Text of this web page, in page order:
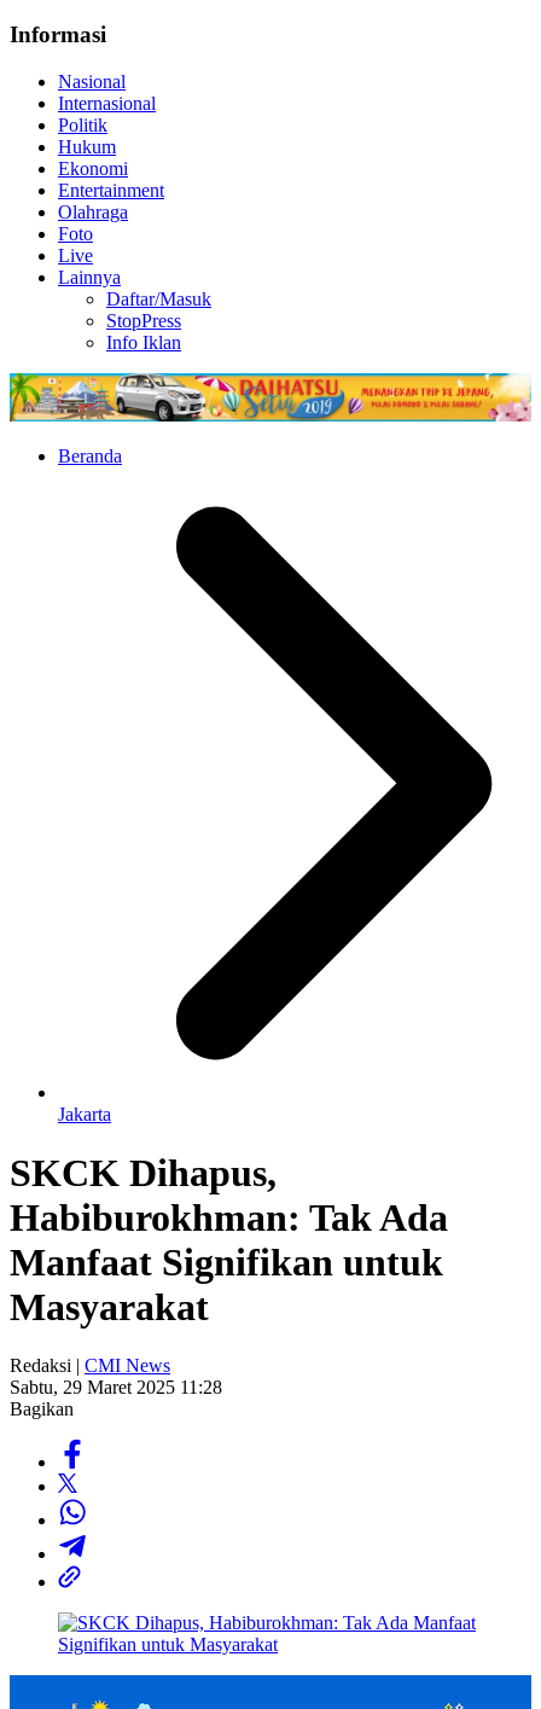
Informasi
Nasional
Internasional
Politik
Hukum
Ekonomi
Entertainment
Olahraga
Foto
Live
Lainnya
Daftar/Masuk
StopPress
Info Iklan
Beranda
Jakarta
SKCK Dihapus,
Habiburokhman: Tak Ada
Manfaat Signifikan untuk
Masyarakat
Redaksi | CMI News
Sabtu, 29 Maret 2025 11:28
Bagikan